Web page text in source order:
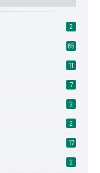
2
85
11
7
2
2
17
2